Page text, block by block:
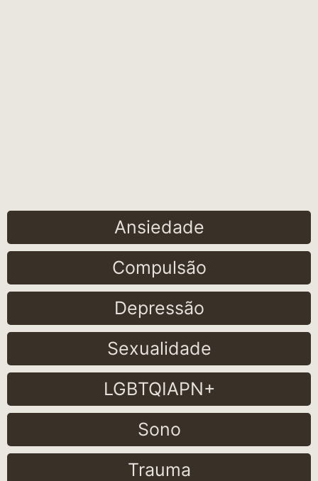
Ansiedade
Compulsão
Depressão
Sexualidade
LGBTQIAPN+
Sono
Trauma